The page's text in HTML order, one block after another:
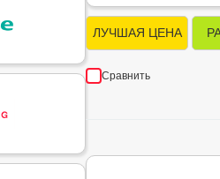
ЛУЧШАЯ ЦЕНА
Сравнить